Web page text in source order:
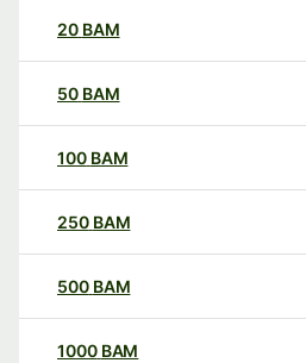
20 BAM
50 BAM
100 BAM
250 BAM
500 BAM
1000 BAM